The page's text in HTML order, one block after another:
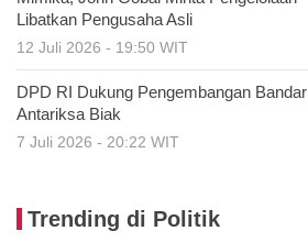
Libatkan Pengusaha Asli
12 Juli 2026 - 19:50 WIT
DPD RI Dukung Pengembangan Bandar
Antariksa Biak
7 Juli 2026 - 20:22 WIT
Trending di Politik